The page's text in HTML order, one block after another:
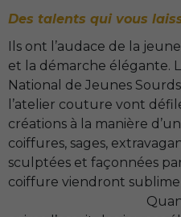
Des talents qui vous
Ils ont l’audace de la
et la démarche élégante.
National de Jeunes
l’atelier couture vont
créations à la manière
coiffures, sages,
sculptées et façonnées
coiffure viendront
Quand